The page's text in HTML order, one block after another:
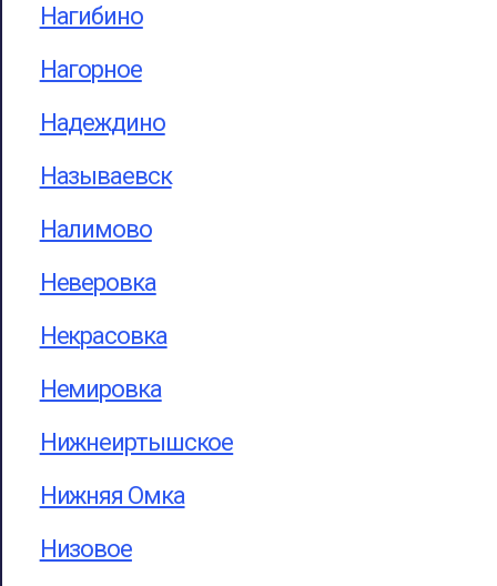
Нагибино
Нагорное
Надеждино
Называевск
Налимово
Неверовка
Некрасовка
Немировка
Нижнеиртышское
Нижняя Омка
Низовое